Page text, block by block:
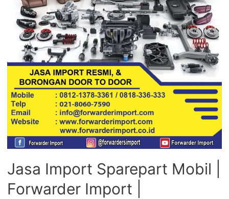
Jasa Import Sparepart Mobil |
Forwarder Import |